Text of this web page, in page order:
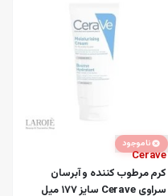
ناموجود
Cerave
کرم مرطوب کننده و آبرسان
سراوی Cerave سایز 177 میل